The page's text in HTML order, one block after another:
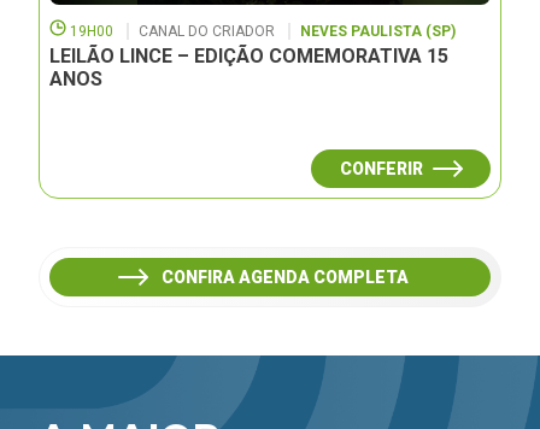
19H00 CANAL DO CRIADOR NEVES PAULISTA (SP)
LEILÃO LINCE – EDIÇÃO COMEMORATIVA 15
ANOS
CONFERIR
CONFIRA AGENDA COMPLETA